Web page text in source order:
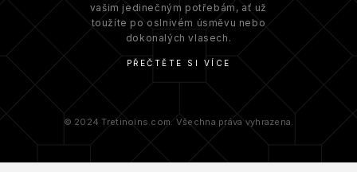
vašim jedinečným potřebám, ať už
toužíte po oslnivém úsměvu nebo
dokonalých vlasech.
PŘEČTĚTE SI VÍCE
© 2024 Tretinoins.com. Všechna práva vyhrazena.